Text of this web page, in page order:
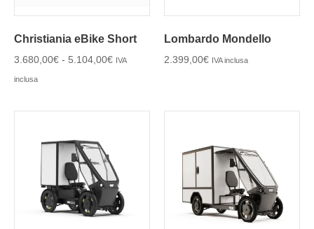
Christiania eBike Short
3.680,00€ - 5.104,00€ IVA
inclusa
Lombardo Mondello
2.399,00€ IVA inclusa